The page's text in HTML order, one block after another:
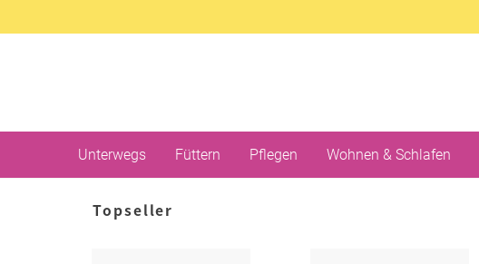
Unterwegs Füttern Pflegen Wohnen & Schlafen
Topseller